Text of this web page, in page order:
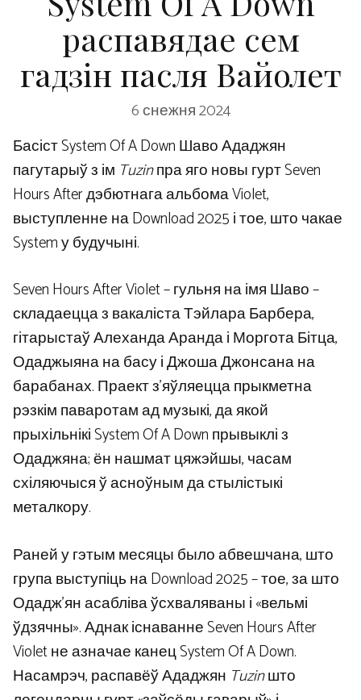
распавядае сем
гадзін пасля Вайолет
6 снежня 2024
Басіст System Of A Down Шаво Ададжян
пагутарыў з ім Tuzinпра яго новы гурт Seven
Hours After дэбютнага альбома Violet,
выступленне на Download 2025 і тое, што чакае
System у будучыні.
Seven Hours After Violet – гульня на імя Шаво –
складаецца з вакаліста Тэйлара Барбера,
гітарыстаў Алеханда Аранда і Моргота Бітца,
Одаджыяна на басу і Джоша Джонсана на
барабанах. Праект з’яўляецца прыкметна
рэзкім паваротам ад музыкі, да якой
прыхільнікі System Of A Down прывыклі з
Одаджяна; ён нашмат цяжэйшы, часам
схіляючыся ў асноўным да стылістыкі
металкору.
Раней у гэтым месяцы было абвешчана, што
група выступіць на Download 2025 – тое, за што
Одадж’ян асабліва ўсхваляваны і «вельмі
ўдзячны». Аднак існаванне Seven Hours After
Violet не азначае канец System Of A Down.
Насамрэч, распавёў Ададжян Tuzinшто